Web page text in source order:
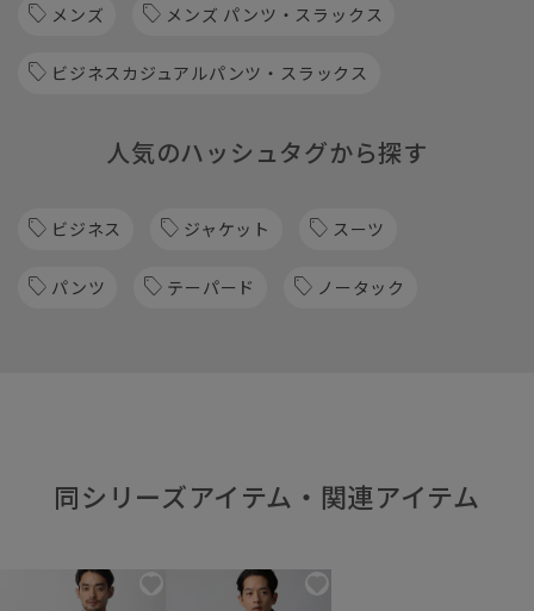
メンズ メンズ パンツ・スラックス
ビジネスカジュアルパンツ・スラックス
人気のハッシュタグから探す
ビジネス ジャケット スーツ
パンツ テーパード ノータック
同シリーズアイテム・関連アイテム